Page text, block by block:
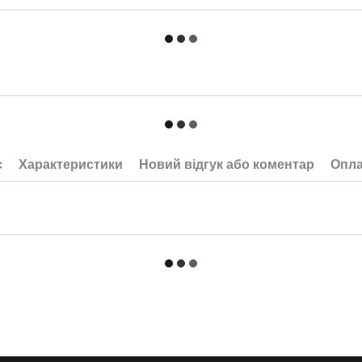
Характеристики Новий відгук або коментар